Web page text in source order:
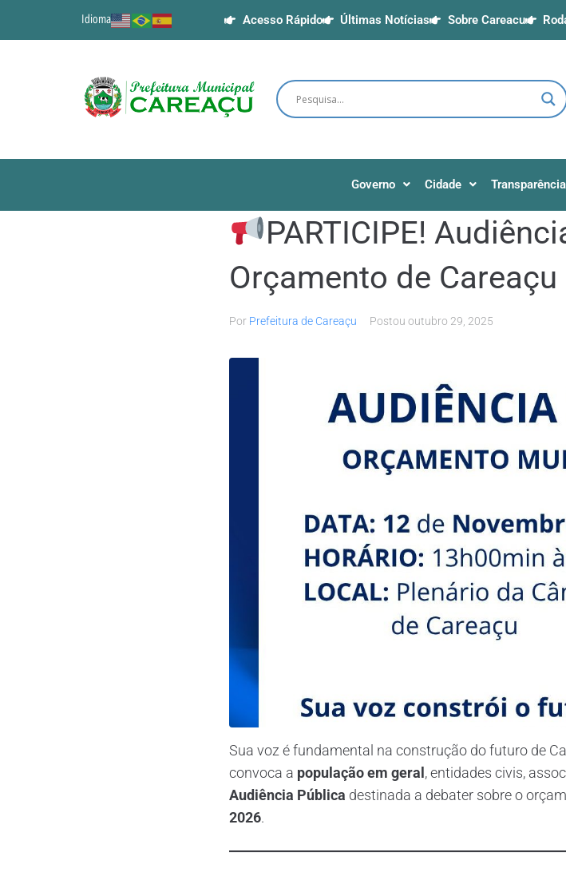
Idioma Acesso Rápido Últimas Notícias Sobre Careacu
Governo Cidade Transparência
PARTICIPE!
Orçamento de Careaçu
Por Prefeitura de Careaçu Postou outubro 29, 2025
Sua voz é fundamental na construção do futuro de
convoca a população em geral , entidades civis,
Audiência Pública destinada a debater sobre o
2026.